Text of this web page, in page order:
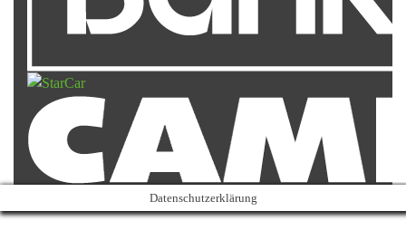
Datenschutzerklärung